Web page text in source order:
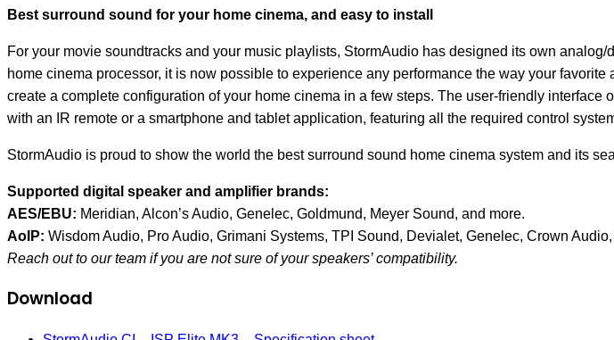
Best surround sound for your home cinema, and easy to install
For your movie soundtracks and your music playlists, StormAudio has designed its own
home cinema processor, it is now possible to experience any performance the way your
create a complete configuration of your home cinema in a few steps. The user-friendly
with an IR remote or a smartphone and tablet application, featuring all the required control
StormAudio is proud to show the world the best surround sound home cinema system and its
Supported digital speaker and amplifier brands:
AES/EBU: Meridian, Alcon’s Audio, Genelec, Goldmund, Meyer Sound, and more.
AoIP: Wisdom Audio, Pro Audio, Grimani Systems, TPI Sound, Devialet, Genelec, Crown
Reach out to our team if you are not sure of your speakers’ compatibility.
Download